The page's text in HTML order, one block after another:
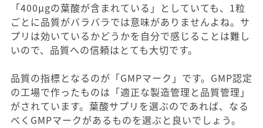
「400μgの葉酸が含まれている」としていても、1粒
ごとに品質がバラバラでは意味がありませんよね。サ
プリは効いているかどうかを自分で感じることは難し
いので、品質への信頼はとても大切です。
品質の指標となるのが「GMPマーク」です。GMP認定
の工場で作ったものは「適正な製造管理と品質管理」
がされています。葉酸サプリを選ぶのであれば、なる
べくGMPマークがあるものを選ぶと良いでしょう。